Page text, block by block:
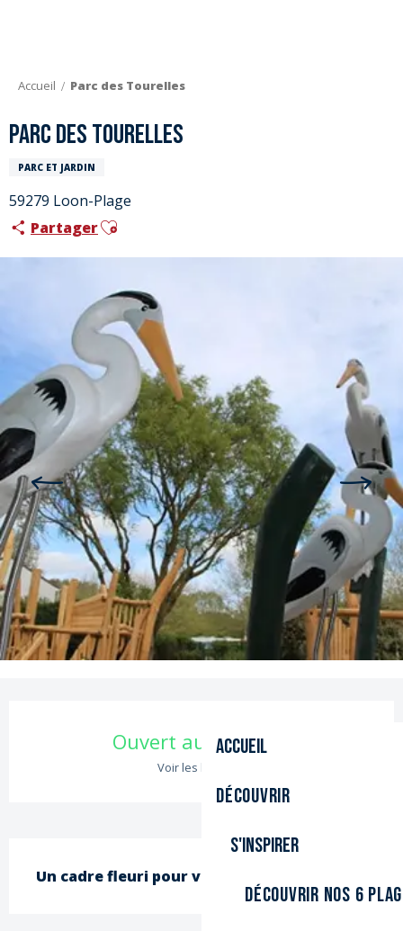
Accueil
Découvrir
S'inspirer
Découvrir nos 6
Accueil Parc des Tourelles
Parc des Tourelles
PARC ET JARDIN
59279 Loon-Plage
PartagerAjouter aux favoris
Ouverture et coordonnées
Ouvert aujourd'hui
Voir les horaires
Description
Un cadre fleuri pour vos balades en famille.